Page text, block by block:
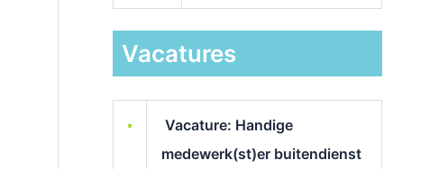
Vacatures
Vacature: Handige
medewerk(st)er buitendienst